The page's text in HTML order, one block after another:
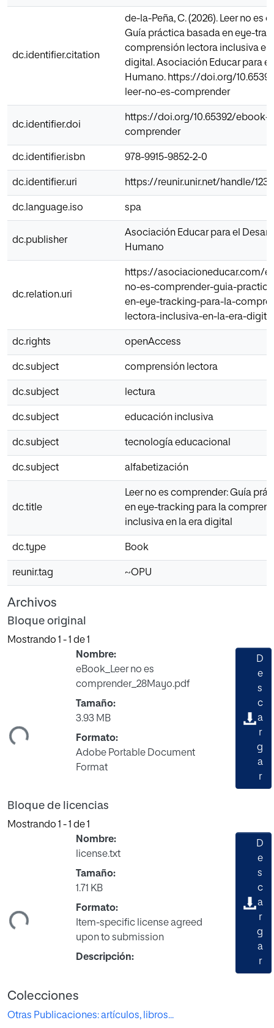
dc.identifier.citation
de-la-Peña, C. (2026). Leer no es
Guía práctica basada en eye-
comprensión lectora inclusiva en
digital. Asociación Educar para
Humano. https://doi.org/
leer-no-es-comprender
dc.identifier.doi
https://doi.org/10.65392/ebook-
comprender
dc.identifier.isbn 978-9915-9852-2-0
dc.identifier.uri https://reunir.unir.net/handle/
dc.language.iso spa
dc.publisher
Asociación Educar para el
Humano
dc.relation.uri
https://asociacioneducar.com/
no-es-comprender-guia-
en-eye-tracking-para-la-
lectora-inclusiva-en-la-era-
dc.rights openAccess
dc.subject comprensión lectora
dc.subject lectura
dc.subject educación inclusiva
dc.subject tecnología educacional
dc.subject alfabetización
dc.title
Leer no es comprender: Guía
en eye-tracking para la
inclusiva en la era digital
dc.type Book
reunir.tag ~OPU
Archivos
Bloque original
Mostrando 1 - 1 de 1
Nombre:
eBook_Leer no es
comprender_28Mayo.pdf
Tamaño:
3.93 MB
Formato:
Adobe Portable Document
Format
D
e
s
c
a
r
g
a
r
Bloque de licencias
Mostrando 1 - 1 de 1
Nombre:
license.txt
Tamaño:
1.71 KB
Formato:
Item-specific license agreed
upon to submission
Descripción:
D
e
s
c
a
r
g
a
r
Colecciones
Otras Publicaciones: artículos, libros...